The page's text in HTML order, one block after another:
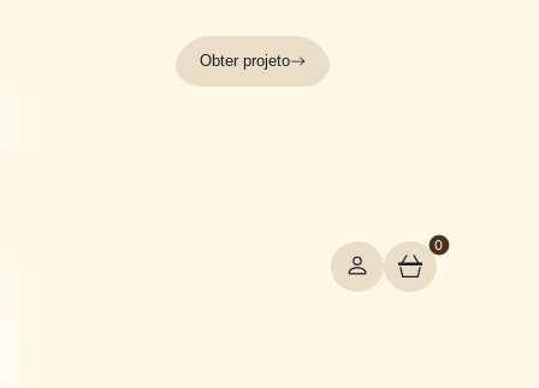
0
Obter projeto